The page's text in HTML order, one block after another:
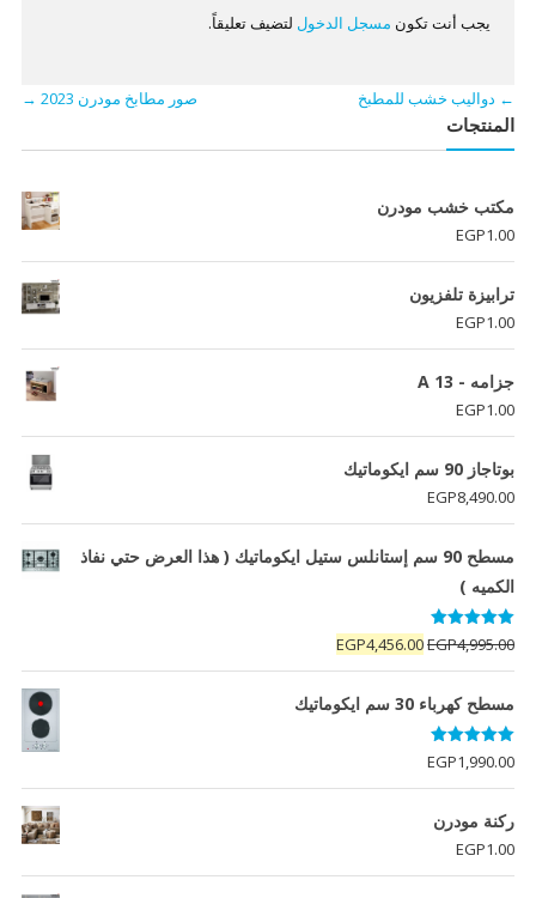
يجب أنت تكون مسجل الدخول لتضيف تعليقاً.
← دواليب خشب للمطبخ صور مطابخ مودرن 2023 →
المنتجات
مكتب خشب مودرن
EGP1.00
ترابيزة تلفزيون
EGP1.00
جزامه - A 13
EGP1.00
بوتاجاز 90 سم ايكوماتيك
EGP8,490.00
مسطح 90 سم إستانلس ستيل ايكوماتيك ( هذا العرض حتي نفاذ
الكميه )
تم التقييم
5.00من 5EGP4,995.00
السعر
الأصلي
هو:
EGP4,456.00
السعر
الحالي
هو:
مسطح كهرباء 30 سم ايكوماتيك
تم التقييم
5.00 من 5EGP1,990.00
ركنة مودرن
EGP1.00